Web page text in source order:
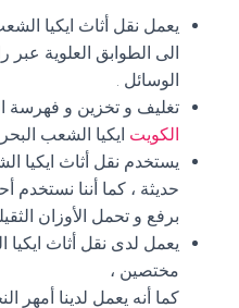
يعمل نقل أثاث ايكيا
الى الطوابق العلوية
الوسائل .
تغليف و تخزين و فهرسة
الكويت ايكيا الشعب
يستخدم نقل أثاث ايكيا
حديثة ، كما أننا نستخدم
برفع و تحمل الأوزان
يعمل لدى نقل أثاث
مختصين ،
كما أنه يعمل لدينا أمهر